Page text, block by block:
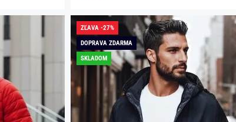
ZĽAVA -27%
DOPRAVA ZDARMA
SKLADOM